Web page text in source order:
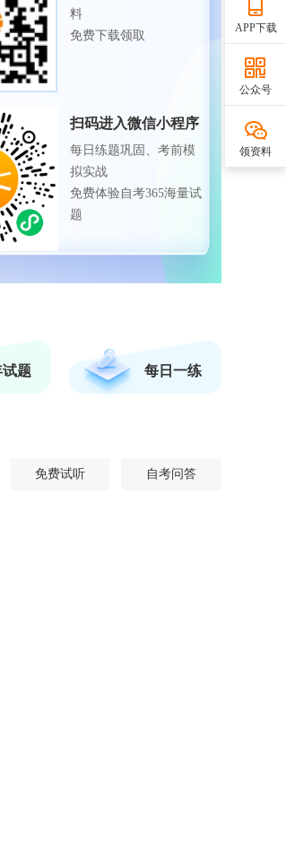
料
免费下载领取
扫码进入微信小程序
每日练题巩固、考前模
拟实战
免费体验自考365海量试
题
试题 每日一练
免费试听 自考问答
APP下载
公众号
领资料